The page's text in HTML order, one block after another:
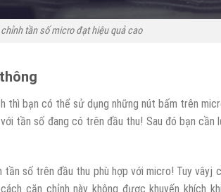
tần số micro đạt hiệu quả cao
thì bạn có thể sử dụng những nút bấm trên
tần số đang có trên đầu thu! Sau đó bạn cần
số trên đầu thu phù hợp với micro! Tuy vâyj
căn chỉnh này không được khuyến khích